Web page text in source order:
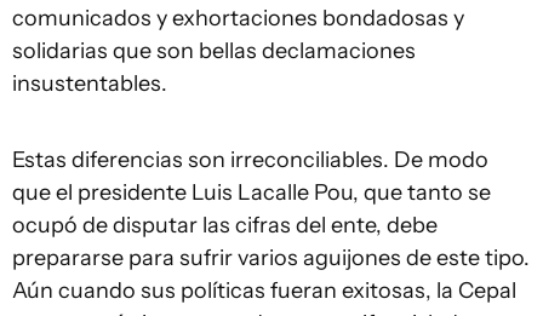
comunicados y exhortaciones bondadosas y
solidarias que son bellas declamaciones
insustentables.
Estas diferencias son irreconciliables. De modo
que el presidente Luis Lacalle Pou, que tanto se
ocupó de disputar las cifras del ente, debe
prepararse para sufrir varios aguijones de este tipo.
Aún cuando sus políticas fueran exitosas, la Cepal